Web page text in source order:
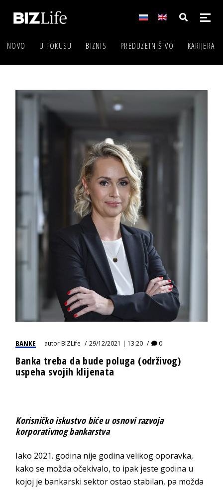
NOVO U FOKUSU BIZNIS PREDUZETNIŠTVO KARIJERA
BANKE autorBIZLife 29/12/2021 | 13:20 0
Banka treba da bude poluga (održivog)
uspeha svojih klijenata
Korisničko iskustvo biće u osnovi razvoja
korporativnog bankarstva
Iako 2021. godina nije godina velikog oporavka,
kako se možda očekivalo, to ipak jeste godina u
kojoj je bankarski sektor ostao stabilan, pa možda